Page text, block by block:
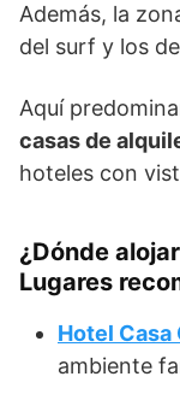
Además, la
del surf y los
Aquí
casas de
hoteles con
¿Dónde
Lugares
Hotel
ambiente